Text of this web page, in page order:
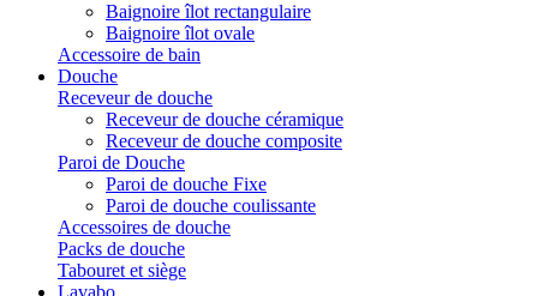
Baignoire îlot rectangulaire
Baignoire îlot ovale
Accessoire de bain
Douche
Receveur de douche
Receveur de douche céramique
Receveur de douche composite
Paroi de Douche
Paroi de douche Fixe
Paroi de douche coulissante
Accessoires de douche
Packs de douche
Tabouret et siège
Lavabo